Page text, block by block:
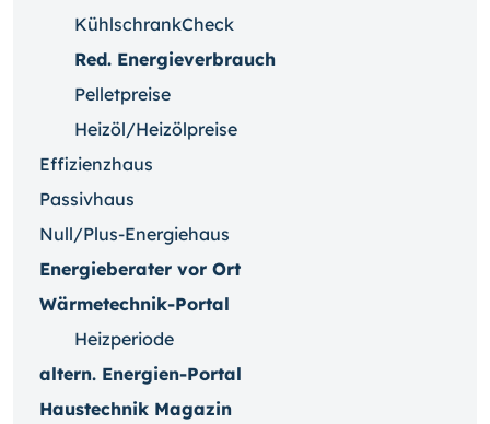
KühlschrankCheck
Red. Energieverbrauch
Pelletpreise
Heizöl/Heizölpreise
Effizienzhaus
Passivhaus
Null/Plus-Energiehaus
Energieberater vor Ort
Wärmetechnik-Portal
Heizperiode
altern. Energien-Portal
Haustechnik Magazin